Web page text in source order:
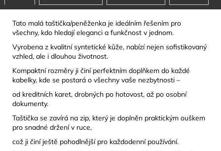
Tato malá taštička/peněženka je ideálním řešením pro
všechny, kdo hledají eleganci a funkčnost v jednom.
Vyrobena z kvalitní syntetické kůže, nabízí nejen sofistikovaný
vzhled, ale i dlouhou životnost.
Kompaktní rozměry ji činí perfektním doplňkem do každé
kabelky, kde se postará o všechny vaše nezbytnosti –
od kreditních karet, drobných po hotovost, až po osobní
dokumenty.
Taštička se zavírá na zip, který je doplněn praktickým ouškem
pro snadné držení v ruce,
což ji činí ještě pohodlnější pro každodenní používání.